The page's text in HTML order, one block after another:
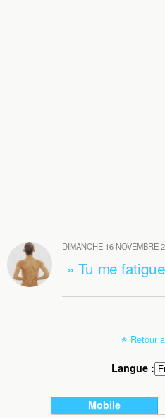
DIMANCHE 16 NOVEMBRE
» Tu me
Retour
Langue :
Mobile